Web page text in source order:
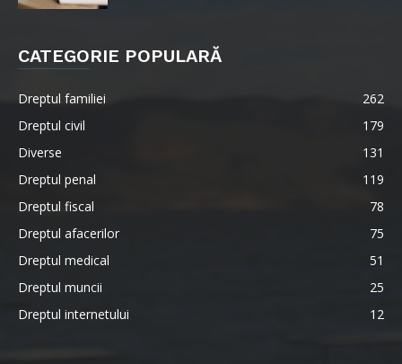
CATEGORIE POPULARĂ
Dreptul familiei
262
Dreptul civil
179
Diverse
131
Dreptul penal
119
Dreptul fiscal
78
Dreptul afacerilor
75
Dreptul medical
51
Dreptul muncii
25
Dreptul internetului
12